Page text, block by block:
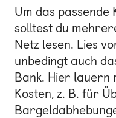
Um das passende
solltest du
Netz lesen. Lies
unbedingt auch
Bank. Hier lauern
Kosten, z. B. für